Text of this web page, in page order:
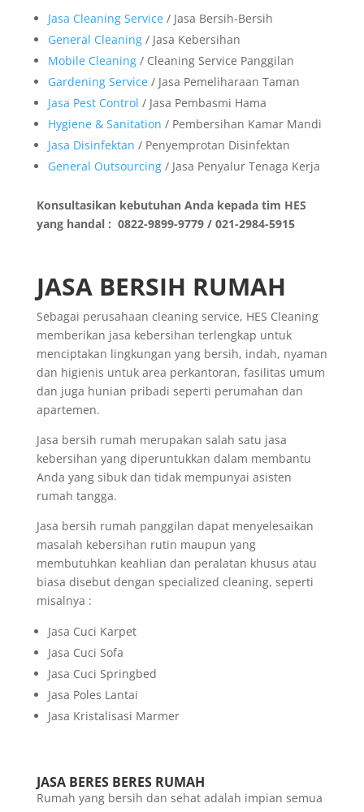
Jasa Cleaning Service/ Jasa Bersih-Bersih
General Cleaning/ Jasa Kebersihan
Mobile Cleaning/ Cleaning Service Panggilan
Gardening Service/ Jasa Pemeliharaan Taman
Jasa Pest Control / Jasa Pembasmi Hama
Hygiene & Sanitation / Pembersihan Kamar Mandi
Jasa Disinfektan / Penyemprotan Disinfektan
General Outsourcing/ Jasa Penyalur Tenaga Kerja
Konsultasikan kebutuhan Anda kepada tim HES
yang handal : 0822-9899-9779 / 021-2984-5915
JASA BERSIH RUMAH
Sebagai perusahaan cleaning service, HES Cleaning
memberikan jasa kebersihan terlengkap untuk
menciptakan lingkungan yang bersih, indah, nyaman
dan higienis untuk area perkantoran, fasilitas umum
dan juga hunian pribadi seperti perumahan dan
apartemen.
Jasa bersih rumah merupakan salah satu jasa
kebersihan yang diperuntukkan dalam membantu
Anda yang sibuk dan tidak mempunyai asisten
rumah tangga.
Jasa bersih rumah panggilan dapat menyelesaikan
masalah kebersihan rutin maupun yang
membutuhkan keahlian dan peralatan khusus atau
biasa disebut dengan specialized cleaning, seperti
misalnya :
Jasa Cuci Karpet
Jasa Cuci Sofa
Jasa Cuci Springbed
Jasa Poles Lantai
Jasa Kristalisasi Marmer
JASA BERES BERES RUMAH
Rumah yang bersih dan sehat adalah impian semua